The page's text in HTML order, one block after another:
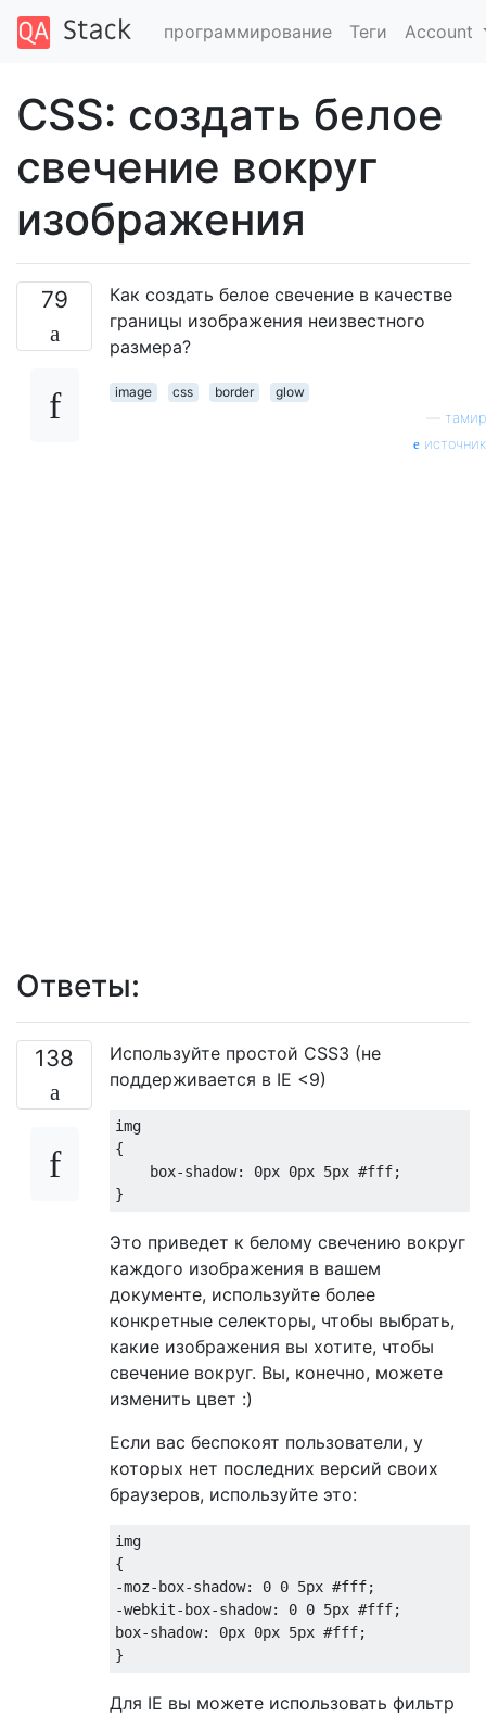
программирование Теги Account
CSS: создать белое
свечение вокруг
изображения
79
Как создать белое свечение в качестве
границы изображения неизвестного
размера?
image css border
glow
тамир
источник
Ответы:
138
Используйте простой CSS3 (не
поддерживается в IE <9)
img
{
box-shadow: 0px 0px 5px #fff;
Это приведет к белому свечению вокруг
каждого изображения в вашем
документе, используйте более
конкретные селекторы, чтобы выбрать,
какие изображения вы хотите, чтобы
свечение вокруг. Вы, конечно, можете
изменить цвет :)
Если вас беспокоят пользователи, у
которых нет последних версий своих
браузеров, используйте это:
img
-moz-box-shadow: 0 0 5px #fff
-webkit-box-shadow: 0 0 5px #fff
box-shadow: 0px 0px 5px #fff;
Для IE вы можете использовать фильтр